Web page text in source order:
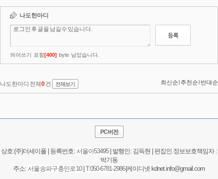
PC버전
상호:(주)더세이폴 | 등록번호: 서울아53495| 발행인: 김득현 | 편집인.정보보호책임자 :
박기동
주소: 서울 송파구 충민로 10| T:050-6781-2986|케이디넷 kdnet.info@gmail.com